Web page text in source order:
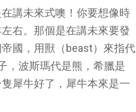
講未來式噢！你要想像時
右。那個是在講未來要發
國，用獸（beast）來指代
，波斯瑪代是熊，希臘是
犀牛好了，犀牛本來是一